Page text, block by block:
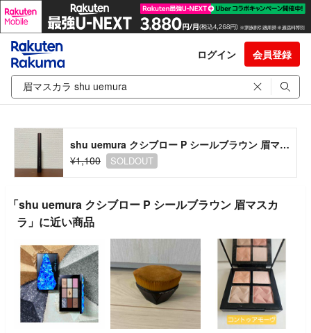
ログイン 会員登録
shu uemura クシブロー P シールブラウン 眉マスカラ
¥1,100
SOLDOUT
「shu uemura クシブロー P シールブラウン 眉マスカ
ラ」に近い商品